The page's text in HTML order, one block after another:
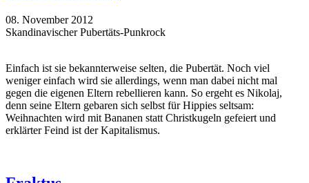
08. November 2012
Skandinavischer Pubertäts-Punkrock
Einfach ist sie bekannterweise selten, die Pubertät. Noch viel
weniger einfach wird sie allerdings, wenn man dabei nicht mal
gegen die eigenen Eltern rebellieren kann. So ergeht es Nikolaj,
denn seine Eltern gebaren sich selbst für Hippies seltsam:
Weihnachten wird mit Bananen statt Christkugeln gefeiert und
erklärter Feind ist der Kapitalismus.